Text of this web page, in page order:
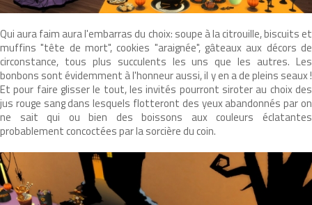
Qui aura faim aura l'embarras du choix: soupe à la citrouille, biscuits et
muffins "tête de mort", cookies "araignée", gâteaux aux décors de
circonstance, tous plus succulents les uns que les autres. Les
bonbons sont évidemment à l'honneur aussi, il y en a de pleins seaux !
Et pour faire glisser le tout, les invités pourront siroter au choix des
jus rouge sang dans lesquels flotteront des yeux abandonnés par on
ne sait qui ou bien des boissons aux couleurs éclatantes
probablement concoctées par la sorcière du coin.